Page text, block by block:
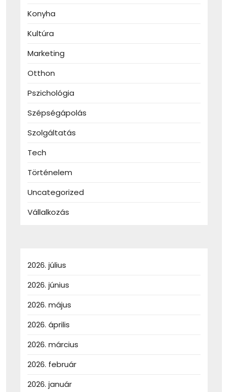
Konyha
Kultúra
Marketing
Otthon
Pszichológia
Szépségápolás
Szolgáltatás
Tech
Történelem
Uncategorized
Vállalkozás
2026. július
2026. június
2026. május
2026. április
2026. március
2026. február
2026. január